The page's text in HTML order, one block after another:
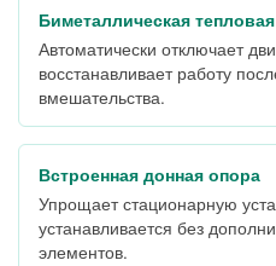
Биметаллическая
Автоматически отключает
восстанавливает работу
вмешательства.
Встроенная донная опора
Упрощает стационарную
устанавливается без
элементов.